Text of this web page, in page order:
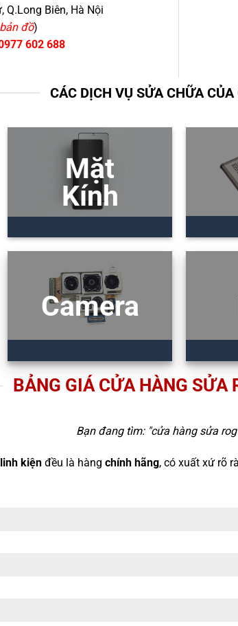
Q.Long Biên, Hà Nội
đồ)
602 688
CÁC DỊCH VỤ SỬA CHỮA CỦA
Mặt
Kính
Camera
BẢNG GIÁ CỬA HÀNG SỬA
Bạn đang tìm: "cửa hàng sửa
linh kiệnđều là hàng chính hãng, có xuất xứ rõ